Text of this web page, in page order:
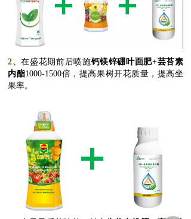
2、在盛花期前后喷施钙镁锌硼叶面肥+芸苔素
内酯1000-1500倍，提高果树开花质量，提高坐
果率。